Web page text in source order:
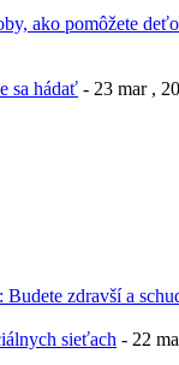
ako pomôžete
sa hádať - 23 mar ,
Budete zdravší a
sieťach - 22